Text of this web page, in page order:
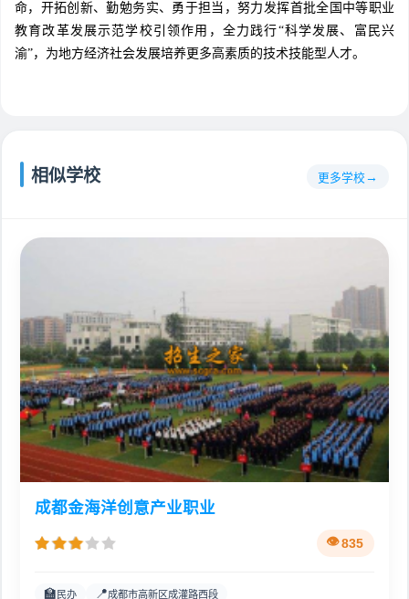
命，开拓创新、勤勉务实、勇于担当，努力发挥首批全国中等职业
教育改革发展示范学校引领作用，全力践行“科学发展、富民兴
渝”，为地方经济社会发展培养更多高素质的技术技能型人才。
相似学校 更多学校
成都金海洋创意产业职业
835
🏫 民办 📍成都市高新区成灌路西段